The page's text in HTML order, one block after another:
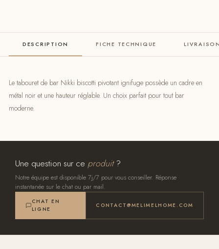
DESCRIPTION FICHE TECHNIQUE
Le tabouret de bar Nikki biscotti pivotant ignifuge possède un cadre en
métal noir et une hauteur réglable. Un choix parfait pour tout bar
moderne.
Une question sur ce produit?
Notre équipe est disponible 7j/7 pour vous conseiller. Réponse
instantanée sur le chat ou par mail.
CHAT EN
LIGNE
CONTACT@MELIMELHOME.COM